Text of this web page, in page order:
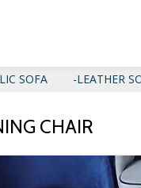
SOFA -LEATHER
CHAIR